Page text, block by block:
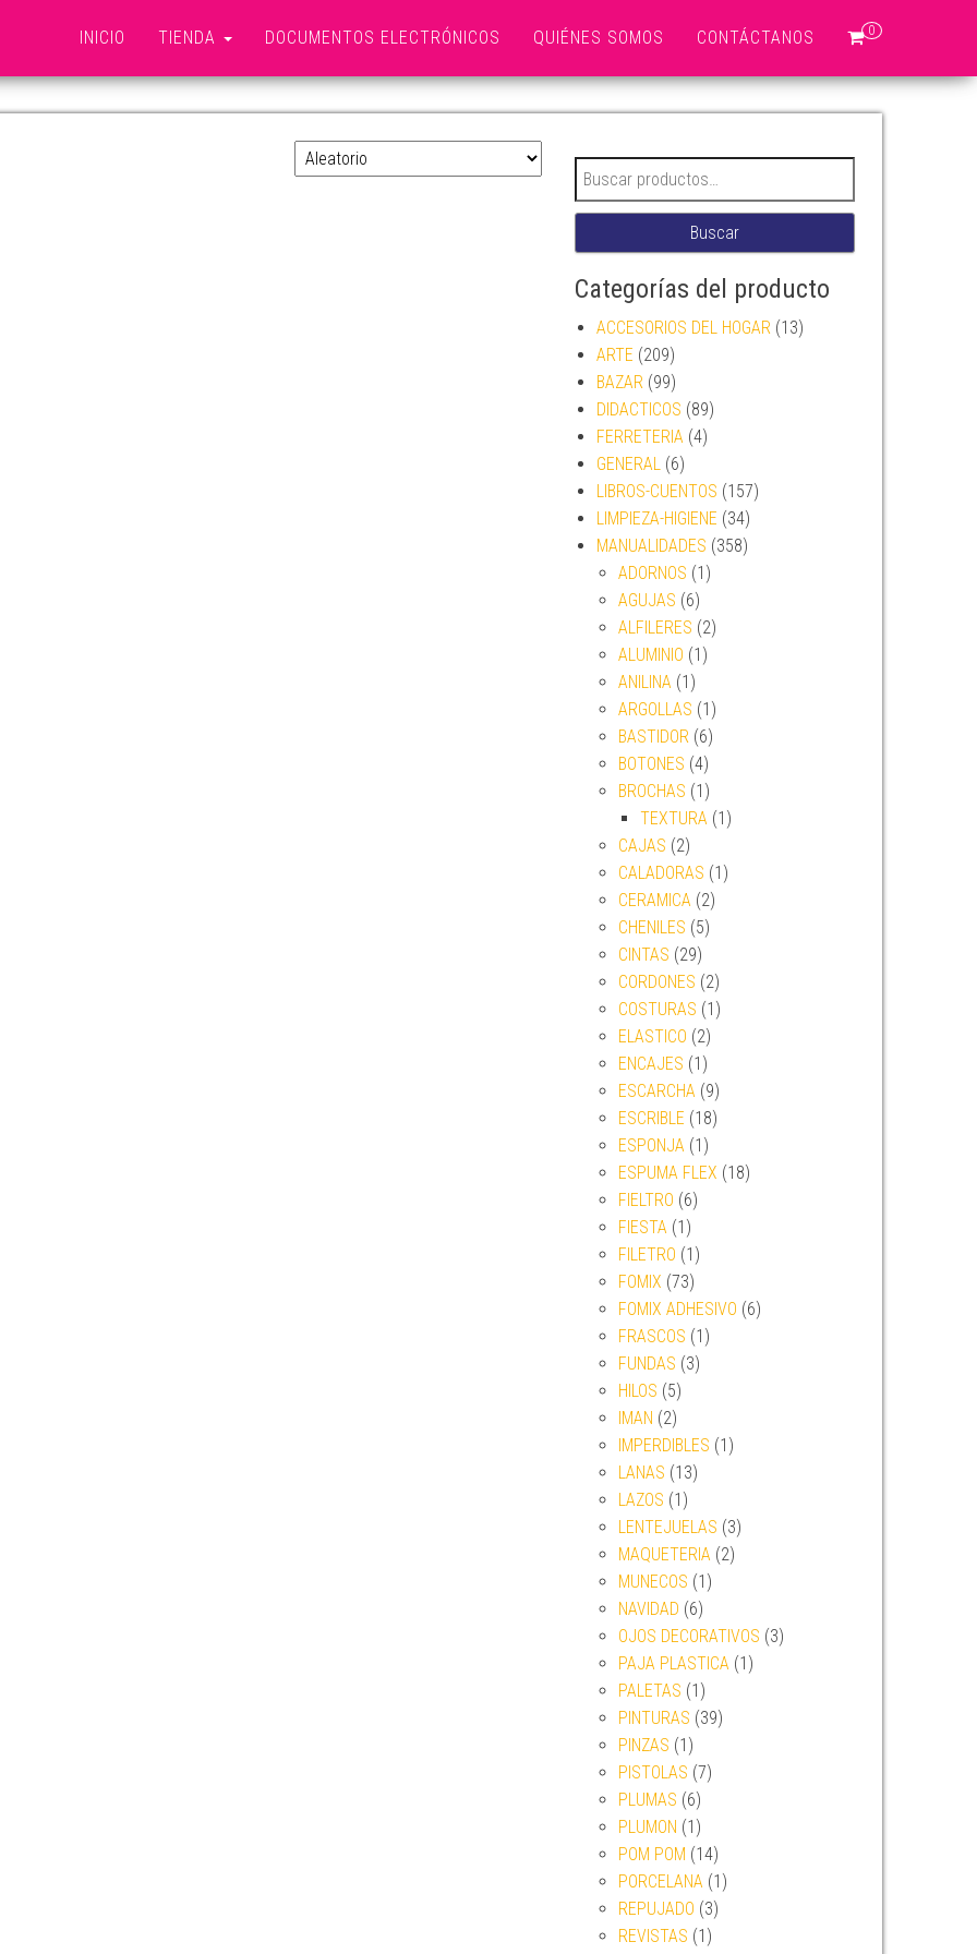
0
INICIO TIENDA DOCUMENTOS ELECTRÓNICOS QUIÉNES SOMOS CONTÁCTANOS
BROCHAS
Buscar por:
Buscar
Categorías del producto
ACCESORIOS DEL HOGAR (13)
ARTE (209)
BAZAR (99)
DIDACTICOS (89)
FERRETERIA (4)
GENERAL (6)
LIBROS-CUENTOS (157)
LIMPIEZA-HIGIENE (34)
MANUALIDADES (358)
ADORNOS (1)
AGUJAS (6)
ALFILERES (2)
ALUMINIO (1)
ANILINA (1)
ARGOLLAS (1)
BASTIDOR (6)
BOTONES (4)
BROCHAS (1)
TEXTURA (1)
CAJAS (2)
CALADORAS (1)
CERAMICA (2)
CHENILES (5)
CINTAS (29)
CORDONES (2)
COSTURAS (1)
ELASTICO (2)
ENCAJES (1)
ESCARCHA (9)
ESCRIBLE (18)
ESPONJA (1)
ESPUMA FLEX (18)
FIELTRO (6)
FIESTA (1)
FILETRO (1)
FOMIX (73)
FOMIX ADHESIVO (6)
FRASCOS (1)
FUNDAS (3)
HILOS (5)
IMAN (2)
IMPERDIBLES (1)
LANAS (13)
LAZOS (1)
LENTEJUELAS (3)
MAQUETERIA (2)
MUNECOS (1)
NAVIDAD (6)
OJOS DECORATIVOS (3)
PAJA PLASTICA (1)
PALETAS (1)
PINTURAS (39)
PINZAS (1)
PISTOLAS (7)
PLUMAS (6)
PLUMON (1)
POM POM (14)
PORCELANA (1)
REPUJADO (3)
REVISTAS (1)